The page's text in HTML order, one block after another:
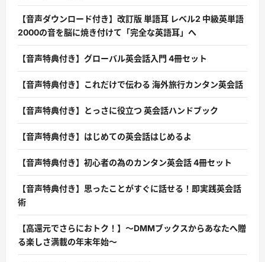
【音声ダウンロード付き】改訂版 単語耳 レベル2 中級英単語
2000の音を脳に焼き付けて「完全な英語耳」へ
【音声特典付き】グローバル英会話入門 4冊セット
【音声特典付き】これだけで伝わる 海外旅行カンタン英会話
【音声特典付き】とっさに役立つ 英会話ハンドブック
【音声特典付き】はじめての英会話はじめるよ
【音声特典付き】初心者の為のカンタン英会話 4冊セット
【音声特典付き】思ったことがすぐに話せる！即実践英会話
術
【高還元でさらにおトク！】〜DMMブックスからあなたへ贈
る楽しさ満載の年末年始〜